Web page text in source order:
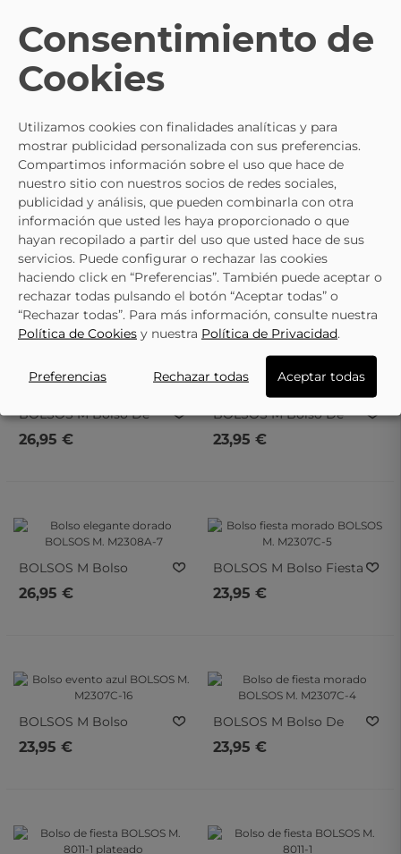
Fiesta Dorado BOLSOS
M. 288-14
27,95 €
Evento Azul BOLSOS M.
23025
23,95 €
BOLSOS MBolso Fiesta
Negro BOLSOS M.
M2308-20
23,95 €
BOLSOS MBolso De
Evento Dorado
BOLSOS M. M2308-19
23,95 €
BOLSOS MBolso De
Fiesta En Azul BOLSOS
M. 22531S
26,95 €
BOLSOS MBolso De
Fiesta Negro BOLSOS
M. M2307C-22
23,95 €
BOLSOS M Bolso
Elegante Dorado
BOLSOS M. M2308A-7
26,95 €
BOLSOS M Bolso Fiesta
Morado BOLSOS M.
M2307C-5
23,95 €
BOLSOS M Bolso
Evento Azul BOLSOS M.
M2307C-16
23,95 €
BOLSOS M Bolso De
Fiesta Morado BOLSOS
M. M2307C-4
23,95 €
Consentimiento de
Cookies
Utilizamos cookies con finalidades analíticas y para
mostrar publicidad personalizada con sus preferencias.
Compartimos información sobre el uso que hace de
nuestro sitio con nuestros socios de redes sociales,
publicidad y análisis, que pueden combinarla con otra
información que usted les haya proporcionado o que
hayan recopilado a partir del uso que usted hace de sus
servicios. Puede configurar o rechazar las cookies
haciendo click en “Preferencias”. También puede aceptar o
rechazar todas pulsando el botón “Aceptar todas” o
“Rechazar todas”. Para más información, consulte nuestra
Política de Cookies y nuestra Política de Privacidad.
Preferencias Rechazar todas Aceptar todas